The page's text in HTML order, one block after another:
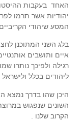
האחד בעקבות
יהודיות אשר תרמו
המסע שיהודי
בלג השני המתוכנן
איים ותושבים
רגילה ולפיכך נותרו
ליהודים בכלל
היכן שהו בדרך נמצא
השונים שנפגוש
הקרוב שלנו .